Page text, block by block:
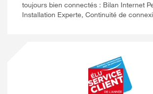
toujours bien connectés : Bilan Internet
Installation Experte, Continuité de